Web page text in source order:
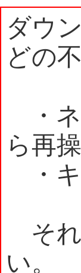
ダウ
どの
・ネ
ら再
・キ
それ
い。